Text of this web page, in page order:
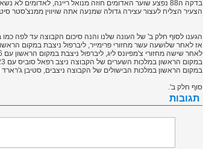
בדקה ה88 נפצע שוער האדומים חוזה מנואל ריינה, לאדומים לא נשארו חילופים לכן נאלץ הצעיר שרמן קארדנס ללבוש את אפודת השוער לדקות הסיום.
הצעיר הצליח לעצור עצירה גדולה שמנעה אתה שויווין ממנצ'סטר סיטי
הגענו לסוף חלק ב' של העונה שלנו והנה סיכום הקבוצה עד לפה
אז לאחר שלושעה עשר מחזורי פרימייר, ליברפול ניצבת במקום הראשון עם 39 נקודות, 13 ניצחונות, 32 שערי זכות ובסה"כ 4
לאחר שישה מחזורי צ'מפיונס ליג, ליברפול ניצבת במקום הראשון עם 16 נקודות 5 ניצחונות, תיקו אחד, 13 שערי זכות ו3 שערי חובה.
במקום הראשון במלכות השערים של הקבוצה ניצב רפאל סוביס עם 23 שערים, סטיבן ג'רארד אחריו עם 8 שערים ופיטר קראוץ' מאחוריו עם 7 שערים.
במקום הראשון במלכות הבישולים של הקבוצה ניצבים, סטיבן ג'רארד ופיטר קראוץ' עם 9 בישולים כל אחד ומיד
סוף חלק ב'.
תגובות